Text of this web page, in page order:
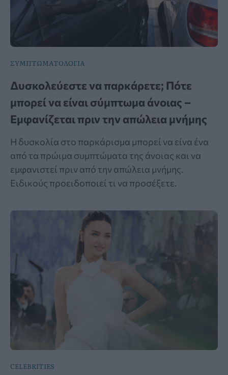
ΣΥΜΠΤΩΜΑΤΟΛΟΓΙΑ
Δυσκολεύεστε να παρκάρετε; Πότε
μπορεί να είναι σύμπτωμα άνοιας –
Εμφανίζεται πριν την απώλεια μνήμης
Η δυσκολία στο παρκάρισμα μπορεί να είνα ένα
από τα πρώιμα συμπτώματα της άνοιας και να
εμφανιστεί πριν από την απώλεια μνήμης.
Ειδικούς προειδοποιεί τι να προσέξετε.
CELEBRITIES